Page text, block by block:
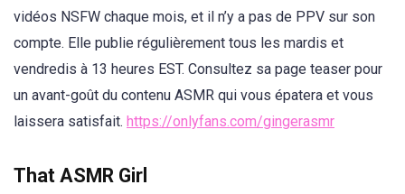
vidéos NSFW chaque mois, et il n’y a pas de PPV sur son
compte. Elle publie régulièrement tous les mardis et
vendredis à 13 heures EST. Consultez sa page teaser pour
un avant-goût du contenu ASMR qui vous épatera et vous
laissera satisfait. https://onlyfans.com/gingerasmr
That ASMR Girl